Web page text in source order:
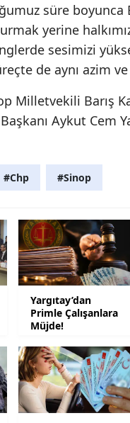
süre
yerine
sesimizi
de aynı azim
Milletvekili Barış
Aykut Cem
#Chp #Sinop
Yargıtay’dan
Primle Çalışanlara
Müjde!